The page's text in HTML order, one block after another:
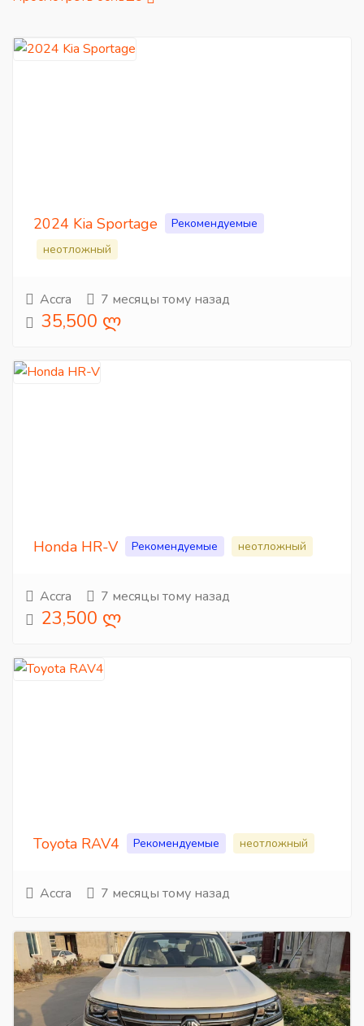
2024 Kia Sportage
Рекомендуемые
неотложный
Accra 7 месяцы тому назад
35,500 ლ
Honda HR-V Рекомендуемые неотложный
Accra 7 месяцы тому назад
23,500 ლ
Toyota RAV4 Рекомендуемые неотложный
Accra 7 месяцы тому назад